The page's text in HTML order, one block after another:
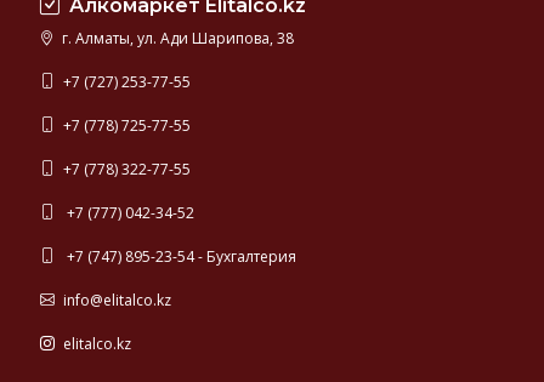
купажированного
превосходного
Алкомаркет Elitalco.kz
г. Алматы, ул. Ади Шарипова, 38
+7 (727) 253-77-55
+7 (778) 725-77-55
+7 (778) 322-77-55
+7 (777) 042-34-52
+7 (747) 895-23-54 - Бухгалтерия
info@elitalco.kz
elitalco.kz